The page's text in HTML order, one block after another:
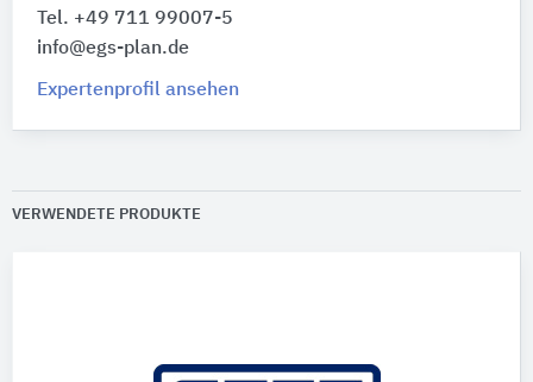
Tel. +49 711 99007-5
info@egs-plan.de
Expertenprofil ansehen
VERWENDETE PRODUKTE